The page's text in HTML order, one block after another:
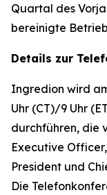
Quartal des
bereinigte
Details zur
Ingredion wird
Uhr (CT)/9 Uhr
durchführen, die
Executive
President und
Die